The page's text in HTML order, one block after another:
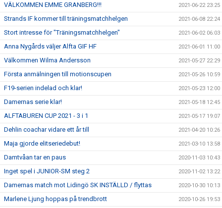
VÄLKOMMEN EMME GRANBERG!!! 2021-06-22 23:25
Strands IF kommer till träningsmatchhelgen 2021-06-08 22:24
Stort intresse för "Träningsmatchhelgen" 2021-06-02 06:03
Anna Nygårds väljer Alfta GIF HF 2021-06-01 11:00
Välkommen Wilma Andersson 2021-05-27 22:29
Första anmälningen till motionscupen 2021-05-26 10:59
F19-serien indelad och klar! 2021-05-23 12:00
Damernas serie klar! 2021-05-18 12:45
ALFTABUREN CUP 2021 - 3 i 1 2021-05-17 19:07
Dehlin coachar vidare ett år till 2021-04-20 10:26
Maja gjorde elitseriedebut! 2021-03-10 13:58
Damtvåan tar en paus 2020-11-03 10:43
Inget spel i JUNIOR-SM steg 2 2020-11-02 13:22
Damernas match mot Lidingö SK INSTÄLLD / flyttas 2020-10-30 10:13
Marlene Ljung hoppas på trendbrott 2020-10-26 19:53